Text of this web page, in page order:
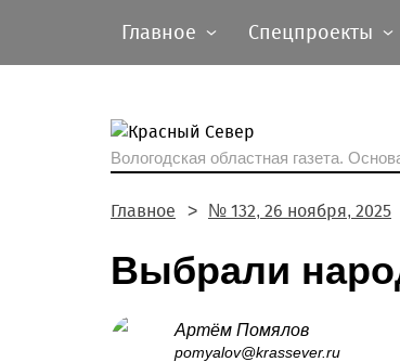
Главное Спецпроекты
Вологодская областная газета.
Главное № 132, 26 ноября, 2025
Выбрали
Артём Помялов
pomyalov@krassever.ru